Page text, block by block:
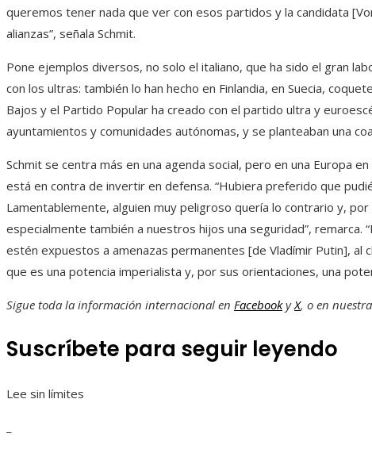
queremos tener nada que ver con esos partidos y la candidata
alianzas”, señala Schmit.
Pone ejemplos diversos, no solo el italiano, que ha sido el gran
con los ultras: también lo han hecho en Finlandia, en Suecia,
Bajos y el Partido Popular ha creado con el partido ultra y
ayuntamientos y comunidades autónomas, y se planteaban una
Schmit se centra más en una agenda social, pero en una Europa
está en contra de invertir en defensa. “Hubiera preferido que
Lamentablemente, alguien muy peligroso quería lo contrario y,
especialmente también a nuestros hijos una seguridad”, remarca.
estén expuestos a amenazas permanentes [de Vladímir Putin], al
que es una potencia imperialista y, por sus orientaciones, una
Sigue toda la información internacional en FacebookyX, o en
Suscríbete para seguir leyendo
Lee sin límites